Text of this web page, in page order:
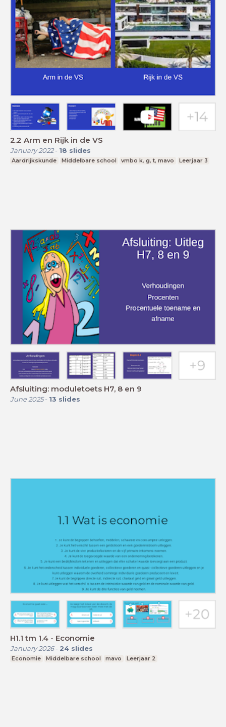
2.2 Arm en Rijk in de VS
January 2022- 18 slides
Aardrijkskunde Middelbare school vmbo k, g, t, mavo Leerjaar 3
Afsluiting: moduletoets H7, 8 en 9
June 2025- 13 slides
H1.1 tm 1.4 - Economie
January 2026- 24 slides
Economie Middelbare school mavo Leerjaar 2